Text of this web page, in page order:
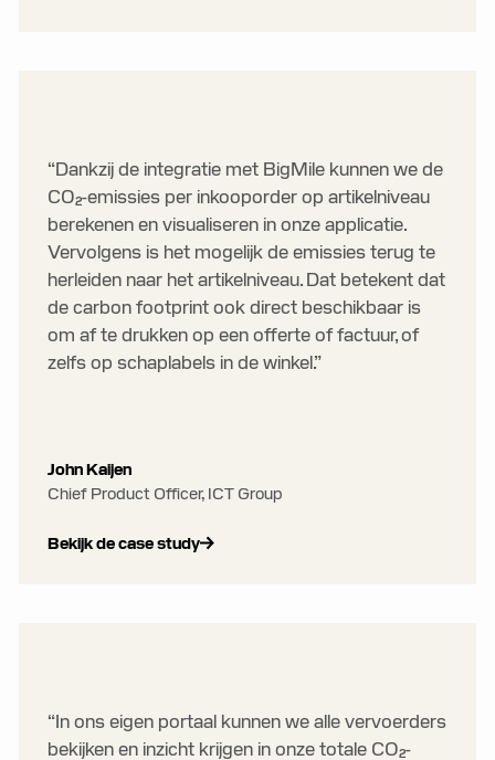
“Dankzij de integratie met BigMile kunnen we de
CO₂-emissies per inkooporder op artikelniveau
berekenen en visualiseren in onze applicatie.
Vervolgens is het mogelijk de emissies terug te
herleiden naar het artikelniveau. Dat betekent dat
de carbon footprint ook direct beschikbaar is
om af te drukken op een offerte of factuur, of
zelfs op schaplabels in de winkel.”
John Kaijen
Chief Product Officer, ICT Group
Bekijk de case study
“In ons eigen portaal kunnen we alle vervoerders
bekijken en inzicht krijgen in onze totale CO₂-